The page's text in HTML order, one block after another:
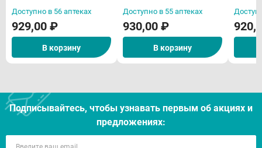
Доступно в 56 аптеках
929,00 ₽
В корзину
Доступно в 55 аптеках
930,00 ₽
В корзину
Подписывайтесь, чтобы узнавать первым об акцияx и
предложениях: